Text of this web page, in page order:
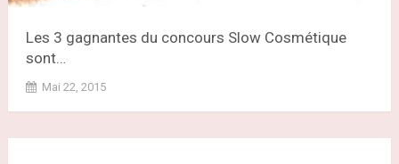
Les 3 gagnantes du concours Slow Cosmétique
sont…
Mai 22, 2015